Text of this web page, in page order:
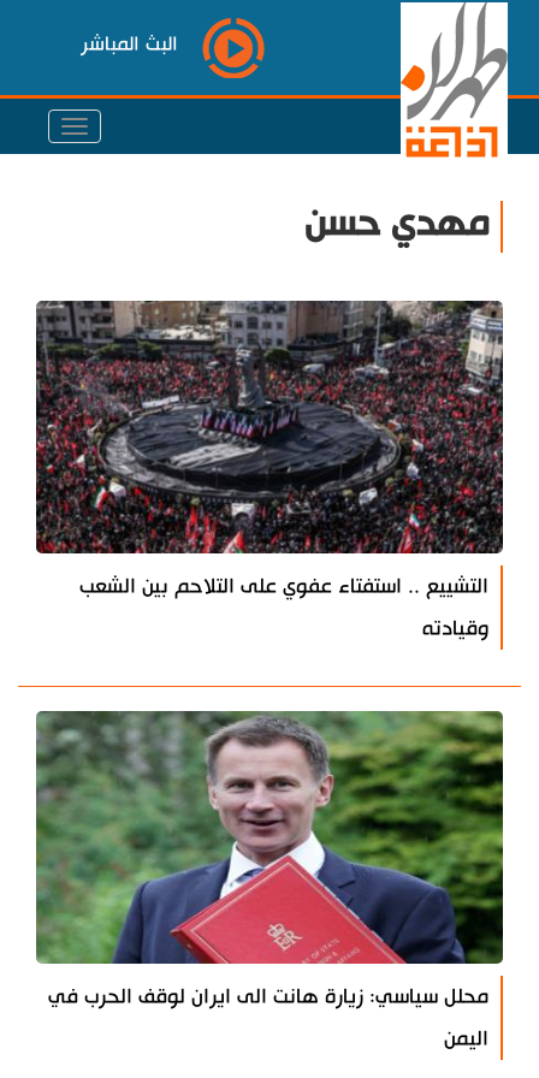
البث المباشر
مهدي حسن
التشييع .. استفتاء عفوي على التلاحم بين الشعب
وقيادته
محلل سياسي: زيارة هانت الى ايران لوقف الحرب في
اليمن